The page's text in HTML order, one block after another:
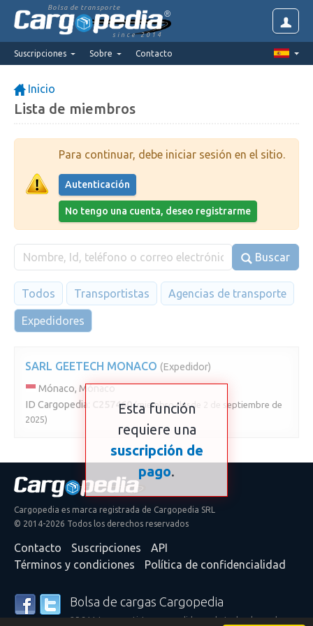
Bolsa de transporte
since 2014
Suscripciones Sobre Contacto
Inicio
Lista de miembros
Para continuar, debe iniciar sesión en el sitio.
Autenticación
No tengo una cuenta, deseo registrarme
Buscar
Todos Transportistas Agencias de transporte
Expedidores
SARL GEETECH MONACO (Expedidor)
Mónaco, Mónaco
ID Cargopedia:
C257460 (miembro desde 2 de septiembre de
2025)
Esta función
requiere una
suscripción de
pago.
Cargopedia es marca registrada de Cargopedia SRL
© 2014-2026 Todos los derechos reservados
Contacto Suscripciones
API
Términos y condiciones
Política de confidencialidad
Bolsa de cargas Cargopedia
25.311 transportistas y expedidores de todo el mundo